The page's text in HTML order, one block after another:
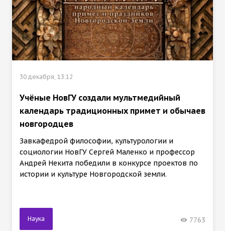
30 декабря, 13:12
Учёные НовГУ создали мультмедийный
календарь традиционных примет и обычаев
новгородцев
Завкафедрой философии, культурологии и
социологии НовГУ Сергей Маленко и профессор
Андрей Некита победили в конкурсе проектов по
истории и культуре Новгородской земли.
Наука 7763